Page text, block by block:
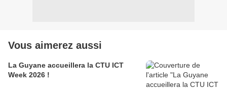
Vous aimerez aussi
La Guyane accueillera la CTU ICT
Week 2026 !